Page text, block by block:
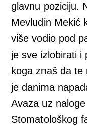
glavnu poziciju.
Mevludin Mekić
više vodio pod
je sve izlobirati i
koga znaš da
je danima
Avaza uz
Stomatološkog